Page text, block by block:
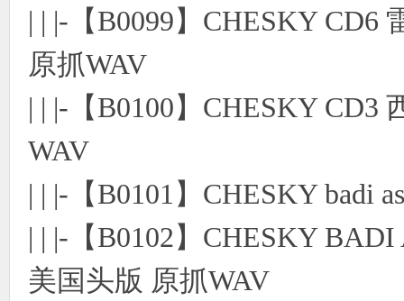
| | |-【B0099】CHESKY
原抓WAV
| | |-【B0100】CHESKY
WAV
| | |-【B0101】CHESKY badi
| | |-【B0102】CHESKY
美国头版 原抓WAV